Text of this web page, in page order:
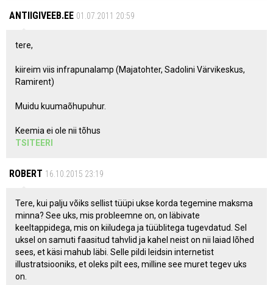
ANTIIGIVEEB.EE 01.07.2011 20:59
tere,
kiireim viis infrapunalamp (Majatohter, Sadolini Värvikeskus,
Ramirent)
Muidu kuumaõhupuhur.
Keemia ei ole nii tõhus
TSITEERI
ROBERT 16.10.2015 23:19
Tere, kui palju võiks sellist tüüpi ukse korda tegemine maksma
minna? See uks, mis probleemne on, on läbivate
keeltappidega, mis on kiiludega ja tüüblitega tugevdatud. Sel
uksel on samuti faasitud tahvlid ja kahel neist on nii laiad lõhed
sees, et käsi mahub läbi. Selle pildi leidsin internetist
illustratsiooniks, et oleks pilt ees, milline see muret tegev uks
on.